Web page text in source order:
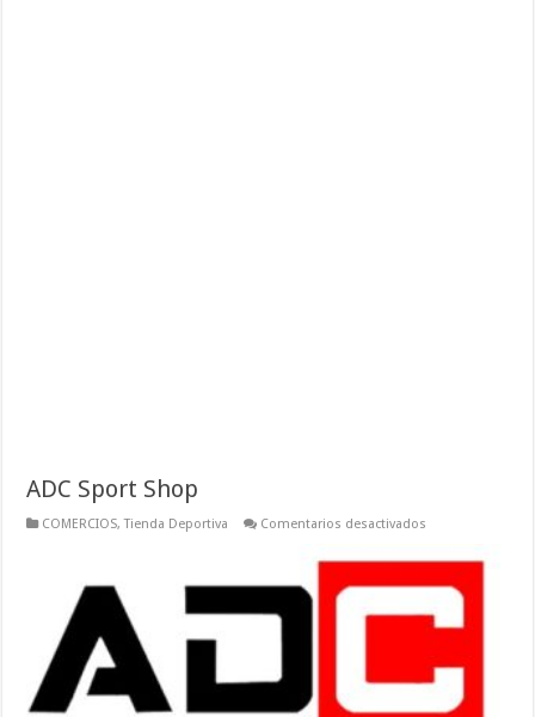
ADC Sport Shop
COMERCIOS,Tienda Deportiva Comentarios desactivados
Shop